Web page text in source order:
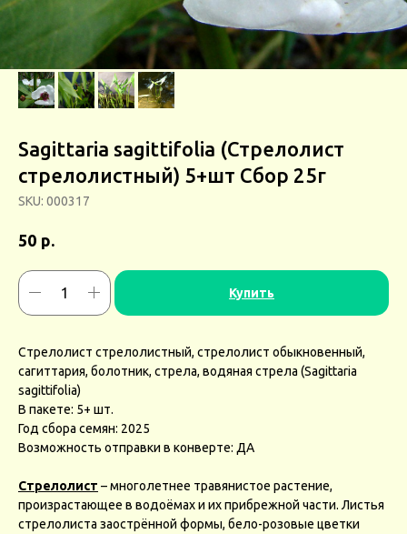
Sagittaria sagittifolia (Стрелолист
стрелолистный) 5+шт Сбор 25г
SKU: 000317
50 р.
Купить
Стрелолист стрелолистный, стрелолист обыкновенный,
сагиттария, болотник, стрела, водяная стрела (Sagittaria
sagittifolia)
В пакете: 5+ шт.
Год сбора семян: 2025
Возможность отправки в конверте: ДА
Стрелолист – многолетнее травянистое растение,
произрастающее в водоёмах и их прибрежной части. Листья
стрелолиста заострённой формы, бело-розовые цветки